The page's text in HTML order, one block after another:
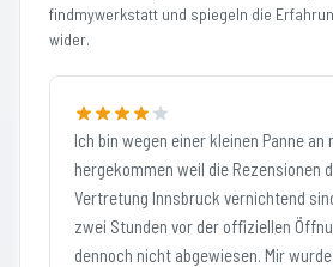
findmywerkstatt und spiegeln die
wider.
Ich bin wegen einer kleinen Panne
hergekommen weil die Rezensionen
Vertretung Innsbruck vernichtend
zwei Stunden vor der offiziellen
dennoch nicht abgewiesen. Mir